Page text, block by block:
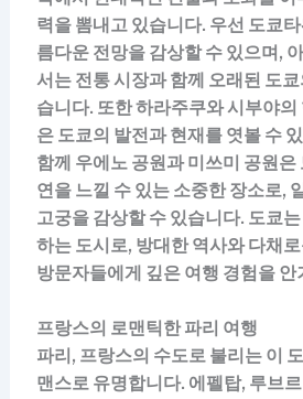
력을 뽐내고 있습니다. 우선 도쿄
름다운 전망을 감상할 수 있으며,
서는 전통 시장과 함께 오래된 도
습니다. 또한 하라주쿠와 시부야의
은 도쿄의 발전과 현재를 엿볼 수
함께 우에노 공원과 미쓰미 공원은
연을 느낄 수 있는 소중한 장소로,
고궁을 감상할 수 있습니다. 도쿄
하는 도시로, 방대한 역사와 다채
방문자들에게 깊은 여행 경험을 안
프랑스의 로맨틱한 파리 여행
파리, 프랑스의 수도로 불리는 이
맨스로 유명합니다. 에펠탑, 루브